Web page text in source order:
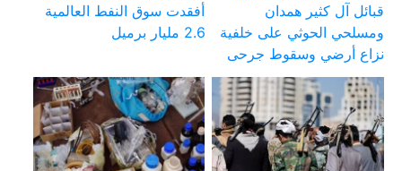
قبائل آل كثير همدان
ومسلحي الحوثي على خلفية
نزاع أرضي وسقوط جرحى
أفقدت سوق النفط العالمية
2.6 مليار برميل